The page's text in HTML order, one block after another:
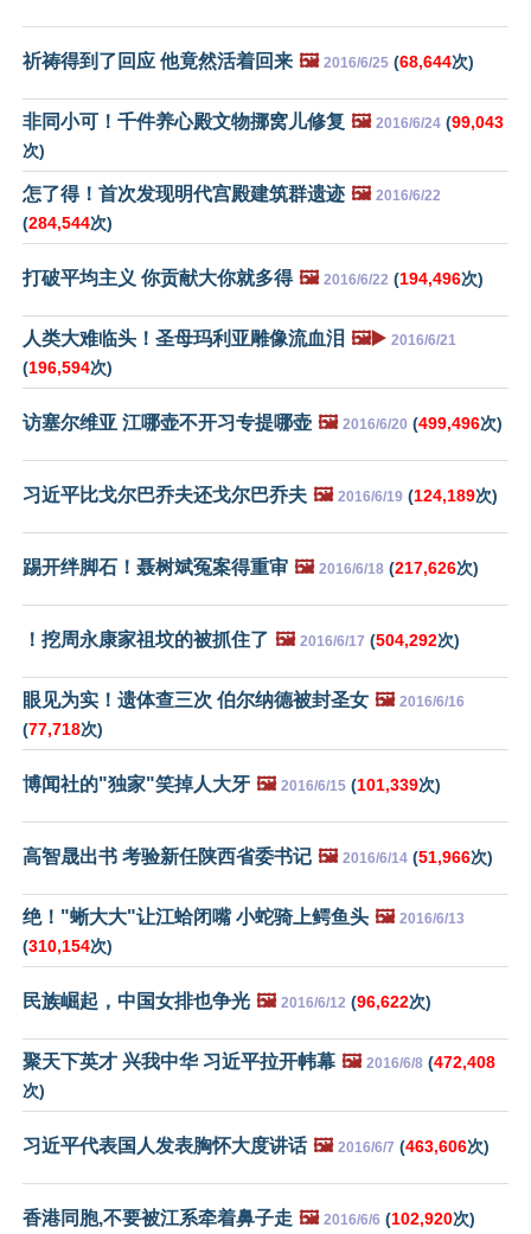
祈祷得到了回应 他竟然活着回来 🖼️ 2016/6/25 (68,644次)
非同小可！千件养心殿文物挪窝儿修复 🖼️ 2016/6/24 (99,043
次)
怎了得！首次发现明代宫殿建筑群遗迹 🖼️ 2016/6/22
(284,544次)
打破平均主义 你贡献大你就多得 🖼️ 2016/6/22 (194,496次)
人类大难临头！圣母玛利亚雕像流血泪 🖼️▶️ 2016/6/21
(196,594次)
访塞尔维亚 江哪壶不开习专提哪壶 🖼️ 2016/6/20 (499,496次)
习近平比戈尔巴乔夫还戈尔巴乔夫 🖼️ 2016/6/19 (124,189次)
踢开绊脚石！聂树斌冤案得重审 🖼️ 2016/6/18 (217,626次)
！挖周永康家祖坟的被抓住了 🖼️ 2016/6/17 (504,292次)
眼见为实！遗体查三次 伯尔纳德被封圣女 🖼️ 2016/6/16
(77,718次)
博闻社的"独家"笑掉人大牙 🖼️ 2016/6/15 (101,339次)
高智晟出书 考验新任陕西省委书记 🖼️ 2016/6/14 (51,966次)
绝！"蜥大大"让江蛤闭嘴 小蛇骑上鳄鱼头 🖼️ 2016/6/13
(310,154次)
民族崛起，中国女排也争光 🖼️ 2016/6/12 (96,622次)
聚天下英才 兴我中华 习近平拉开帏幕 🖼️ 2016/6/8 (472,408
次)
习近平代表国人发表胸怀大度讲话 🖼️ 2016/6/7 (463,606次)
香港同胞,不要被江系牵着鼻子走 🖼️ 2016/6/6 (102,920次)